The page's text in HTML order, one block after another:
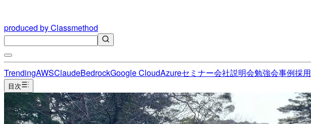
produced by Classmethod
TrendingAWSClaudeBedrockGoogle CloudAzureセミナー会社説明会勉強会事例採用
目次